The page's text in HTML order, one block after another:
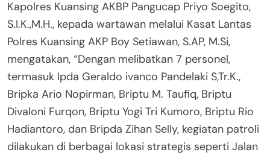
Kapolres Kuansing AKBP Pangucap Priyo Soegito,
S.I.K.,M.H., kepada wartawan melalui Kasat Lantas
Polres Kuansing AKP Boy Setiawan, S.AP, M.Si,
mengatakan, “Dengan melibatkan 7 personel,
termasuk Ipda Geraldo ivanco Pandelaki S,Tr.K.,
Bripka Ario Nopirman, Briptu M. Taufiq, Briptu
Divaloni Furqon, Briptu Yogi Tri Kumoro, Briptu Rio
Hadiantoro, dan Bripda Zihan Selly, kegiatan patroli
dilakukan di berbagai lokasi strategis seperti Jalan